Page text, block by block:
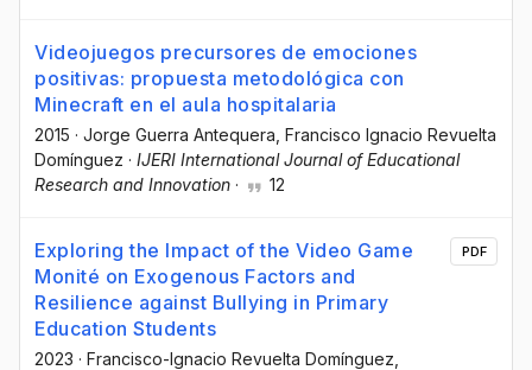
Videojuegos precursores de emociones
positivas: propuesta metodológica con
Minecraft en el aula hospitalaria
2015 · Jorge Guerra Antequera , Francisco Ignacio Revuelta
Domínguez · IJERI International Journal of Educational
Research and Innovation · 12
Exploring the Impact of the Video Game
Monité on Exogenous Factors and
Resilience against Bullying in Primary
Education Students
2023 · Francisco-Ignacio Revuelta Domínguez
PDF